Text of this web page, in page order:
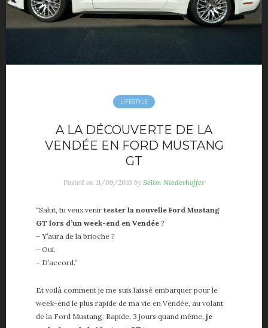
LIFESTYLE
A LA DÉCOUVERTE DE LA
VENDÉE EN FORD MUSTANG
GT
Posted on 11/09/2016 by Sélim Niederhoffer
“Salut, tu veux venir tester la nouvelle Ford Mustang
GT lors d’un week-end en Vendée ?
– Y’aura de la brioche ?
– Oui.
– D’accord.”
Et voilà comment je me suis laissé embarquer pour le
week-end le plus rapide de ma vie en Vendée, au volant
de la Ford Mustang. Rapide, 3 jours quand même, je